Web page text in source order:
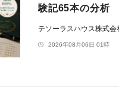
験記65本の分析
テソーラスハウス株式会
2026年08月06日 01時